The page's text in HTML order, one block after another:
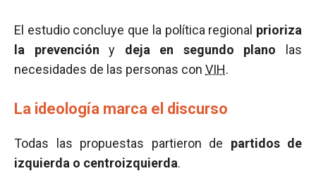
El estudio concluye que la política regional prioriza
la prevención y deja en segundo plano las
necesidades de las personas con VIH.
La ideología marca el discurso
Todas las propuestas partieron de partidos de
izquierda o centroizquierda.